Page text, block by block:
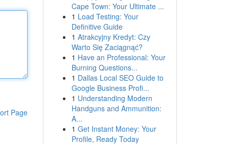
Page
Cape Town: Your Ultimate ...
1 Load Testing: Your
Definitive Guide
1 Atrakcyjny Kredyt: Czy
Warto Się Zaciągnąć?
1 Have an Professional: Your
Burning Questions...
1 Dallas Local SEO Guide to
Google Business Profi...
1 Understanding Modern
Handguns and Ammunition:
A...
1 Get Instant Money: Your
Profile, Ready Today